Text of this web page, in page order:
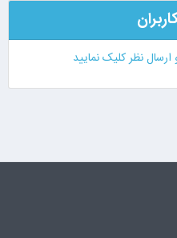
نظر کلیک نمایید